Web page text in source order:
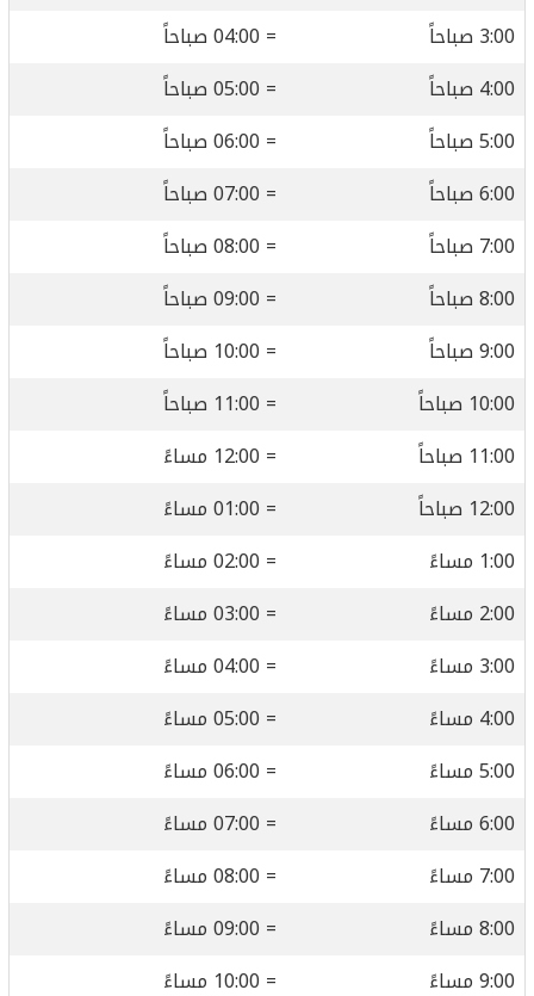
3:00 صباحاً
= 04:00 صباحاً
4:00 صباحاً
= 05:00 صباحاً
5:00 صباحاً
= 06:00 صباحاً
6:00 صباحاً
= 07:00 صباحاً
7:00 صباحاً
= 08:00 صباحاً
8:00 صباحاً
= 09:00 صباحاً
9:00 صباحاً
= 10:00 صباحاً
10:00 صباحاً
= 11:00 صباحاً
11:00 صباحاً
= 12:00 مساءً
12:00 صباحاً
= 01:00 مساءً
1:00 مساءً
= 02:00 مساءً
2:00 مساءً
= 03:00 مساءً
3:00 مساءً
= 04:00 مساءً
4:00 مساءً
= 05:00 مساءً
5:00 مساءً
= 06:00 مساءً
6:00 مساءً
= 07:00 مساءً
7:00 مساءً
= 08:00 مساءً
8:00 مساءً
= 09:00 مساءً
9:00 مساءً
= 10:00 مساءً